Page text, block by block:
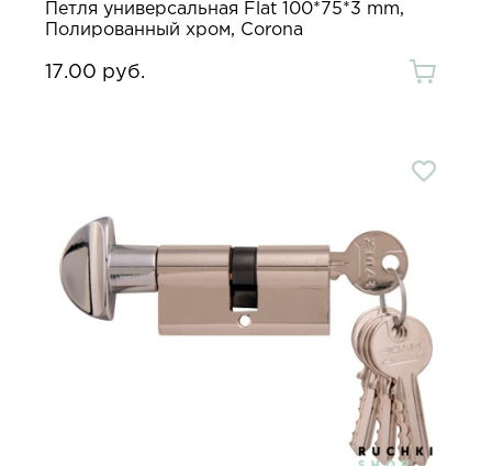
Петля универсальная Flat 100*75*3 mm,
Полированный хром, Corona
17.00 руб.